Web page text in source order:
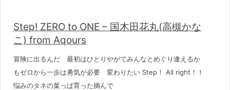
Step! ZERO to ONE – 国木田花丸(高槻かな
こ) from Aqours
冒険に出るんだ 最初はひとりやがてみんなとめぐり逢えるか
もゼロから一歩は勇気が必要 変わりたい Step！ All right！！
悩みのタネの葉っぱ育った摘んで